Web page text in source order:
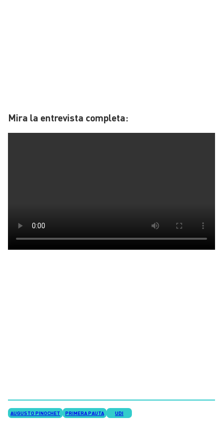
Mira la entrevista completa:
AUGUSTO PINOCHET PRIMERA PAUTA UDI